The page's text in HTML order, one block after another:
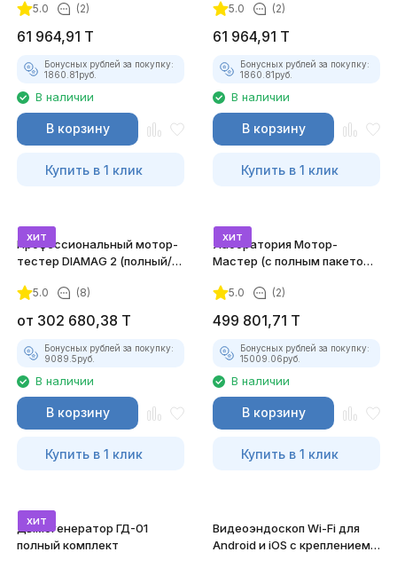
5.0 (2)
61 964,91 T
Бонусных рублей за покупку:
1860.81руб.
В наличии
В корзину
Купить в 1 клик
5.0 (2)
61 964,91 T
Бонусных рублей за покупку:
1860.81руб.
В наличии
В корзину
Купить в 1 клик
хит
Профессиональный мотор-
тестер DIAMAG 2 (полный/
5.0 (8)
от 302 680,38 T
Бонусных рублей за покупку:
9089.5руб.
В наличии
В корзину
Купить в 1 клик
хит
Лаборатория Мотор-
Мастер (с полным пакетом
5.0 (2)
499 801,71 T
Бонусных рублей за покупку:
15009.06руб.
В наличии
В корзину
Купить в 1 клик
хит
Дымогенератор ГД-01
полный комплект
Видеоэндоскоп Wi-Fi для
Android и iOS с креплением